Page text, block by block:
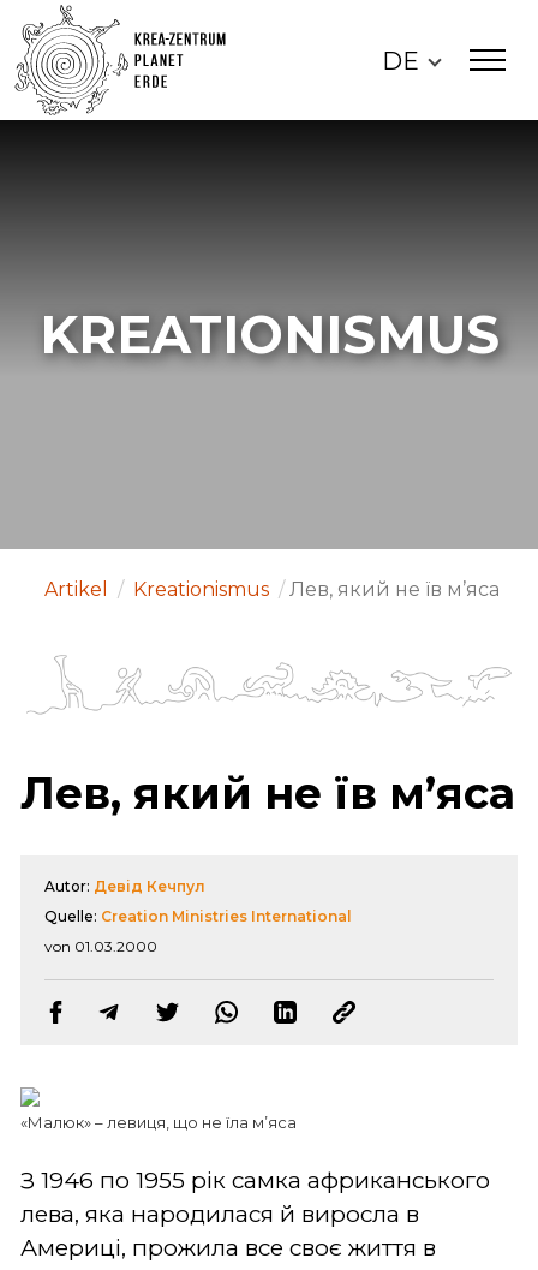
DE
KREATIONISMUS
Artikel / Kreationismus / Лев, який не їв м’яса
Лев, який не їв м’яса
Autor: Девід Кечпул
Quelle: Creation Ministries International
von 01.03.2000
«Малюк» – левиця, що не їла м’яса
З 1946 по 1955 рік самка африканського
лева, яка народилася й виросла в
Америці, прожила все своє життя в